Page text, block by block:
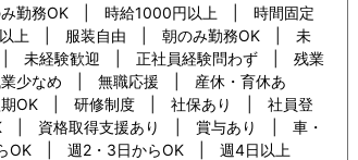
勤務OK | 時給1000円以上 | 時間固定
以上 | 服装自由 | 朝のみ勤務OK | 未
| 未経験歓迎 | 正社員経験問わず | 残業
なめ | 無職応援 | 産休・育休あ
OK | 研修制度 | 社保あり | 社員登
| 資格取得支援あり | 賞与あり | 車・
OK | 週2・3日からOK | 週4日以上